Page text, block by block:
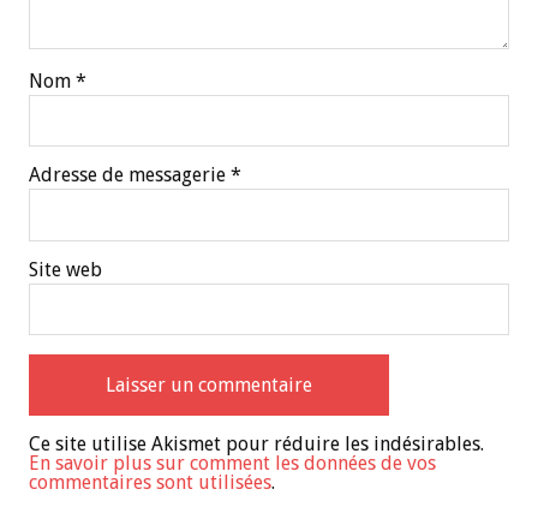
Nom *
Adresse de messagerie *
Site web
Ce site utilise Akismet pour réduire les indésirables.
En savoir plus sur comment les données de vos
commentaires sont utilisées.